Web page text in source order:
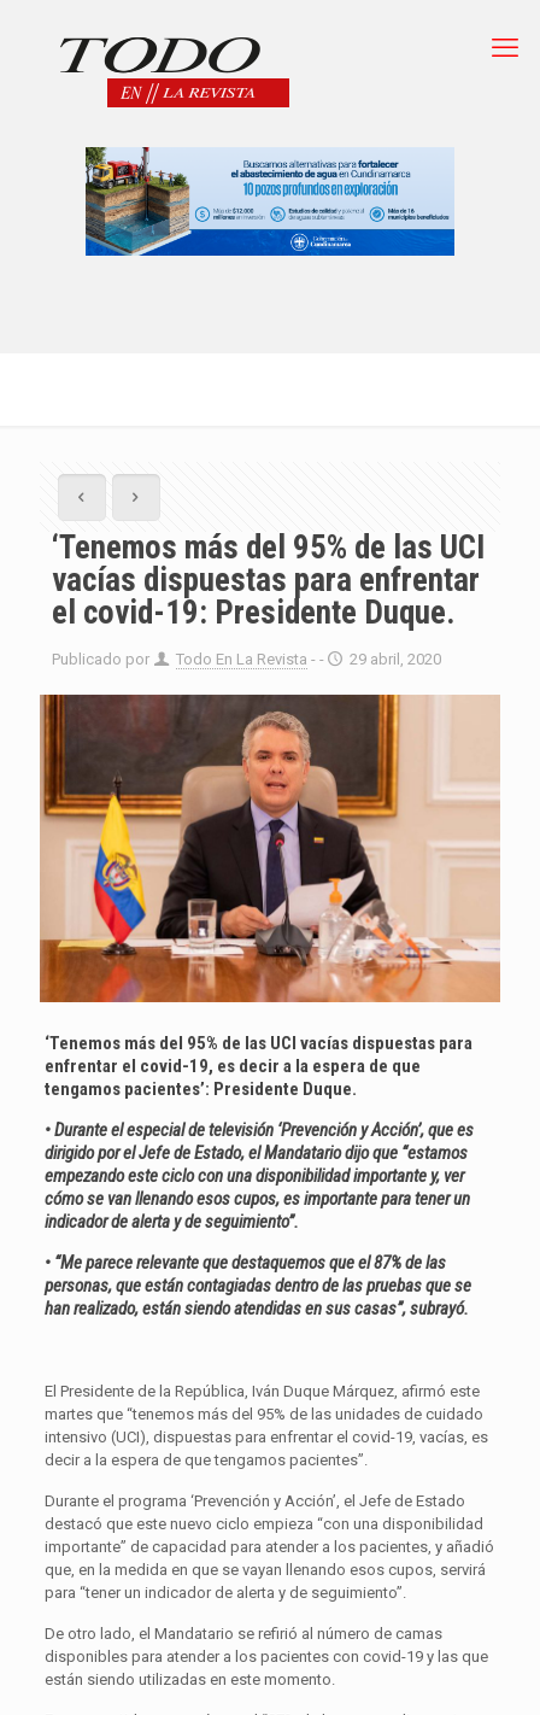
‘Tenemos más del 95% de las UCI
vacías dispuestas para enfrentar
el covid-19: Presidente Duque.
Publicado por Todo En La Revista - - 29 abril, 2020
‘Tenemos más del 95% de las UCI vacías dispuestas para
enfrentar el covid-19, es decir a la espera de que
tengamos pacientes’: Presidente Duque.
• Durante el especial de televisión ‘Prevención y Acción’, que es
dirigido por el Jefe de Estado, el Mandatario dijo que “estamos
empezando este ciclo con una disponibilidad importante y, ver
cómo se van llenando esos cupos, es importante para tener un
indicador de alerta y de seguimiento”.
• “Me parece relevante que destaquemos que el 87% de las
personas, que están contagiadas dentro de las pruebas que se
han realizado, están siendo atendidas en sus casas”, subrayó.
El Presidente de la República, Iván Duque Márquez, afirmó este
martes que “tenemos más del 95% de las unidades de cuidado
intensivo (UCI), dispuestas para enfrentar el covid-19, vacías, es
decir a la espera de que tengamos pacientes”.
Durante el programa ‘Prevención y Acción’, el Jefe de Estado
destacó que este nuevo ciclo empieza “con una disponibilidad
importante” de capacidad para atender a los pacientes, y añadió
que, en la medida en que se vayan llenando esos cupos, servirá
para “tener un indicador de alerta y de seguimiento”.
De otro lado, el Mandatario se refirió al número de camas
disponibles para atender a los pacientes con covid-19 y las que
están siendo utilizadas en este momento.